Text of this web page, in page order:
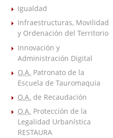
Igualdad
Infraestructuras, Movilidad
y Ordenación del Territorio
Innovación y
Administración Digital
O.A. Patronato de la
Escuela de Tauromaquia
O.A. de Recaudación
O.A. Protección de la
Legalidad Urbanística
RESTAURA